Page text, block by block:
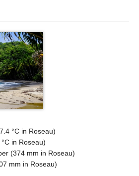
°C in Roseau)
in Roseau)
(374 mm in Roseau)
mm in Roseau)